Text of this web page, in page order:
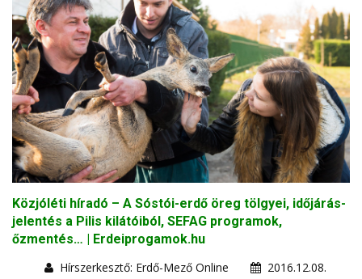
Közjóléti híradó – A Sóstói-erdő öreg tölgyei, időjárás-
jelentés a Pilis kilátóiból, SEFAG programok,
őzmentés… | Erdeiprogamok.hu
Hírszerkesztő: Erdő-Mező Online
2016.12.08.